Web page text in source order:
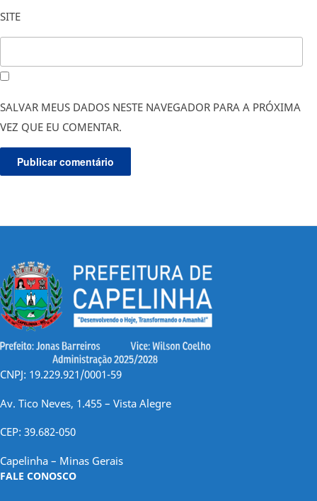
SITE
SALVAR MEUS DADOS NESTE NAVEGADOR PARA A PRÓXIMA
VEZ QUE EU COMENTAR.
CNPJ: 19.229.921/0001-59
Av. Tico Neves, 1.455 – Vista Alegre
CEP: 39.682-050
Capelinha – Minas Gerais
FALE CONOSCO